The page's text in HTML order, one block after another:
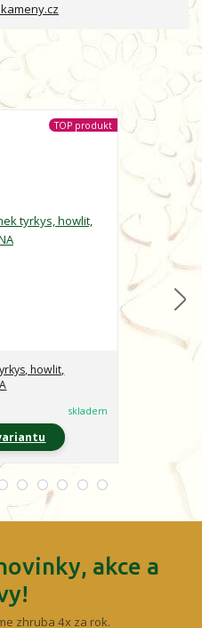
TOP produkt
howlit,
skladem
akce a
zhruba 4x za rok.